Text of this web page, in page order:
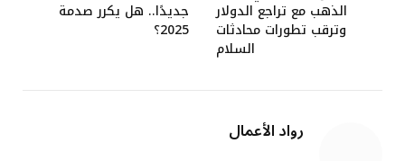
الذهب مع تراجع الدولار
وترقب تطورات محادثات
السلام
جديدًا.. هل يكرر صدمة
2025؟
رواد الأعمال